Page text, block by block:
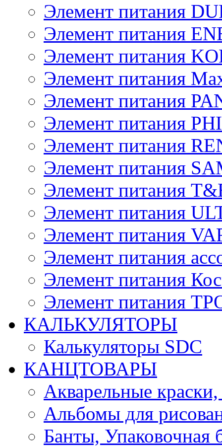
Элемент питания
Элемент питания
Элемент питания
Элемент питания
Элемент питания
Элемент питания
Элемент питания
Элемент питания
Элемент питания
Элемент питания
Элемент питания
Элемент питания
Элемент питания
Элемент питания
КАЛЬКУЛЯТОРЫ
Калькуляторы SDC
КАНЦТОВАРЫ
Акварельные
Альбомы для
Банты, Упаковочная